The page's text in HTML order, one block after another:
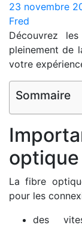
23 novembre
Fred
Découvrez
pleinement de
votre
Sommaire
optique
La fibre
pour les
des